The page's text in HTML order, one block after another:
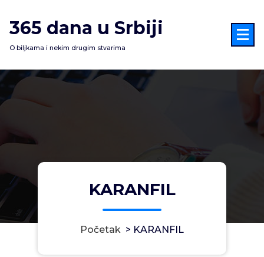
na
sadržaj
365 dana u Srbiji
O biljkama i nekim drugim stvarima
KARANFIL
Početak > KARANFIL